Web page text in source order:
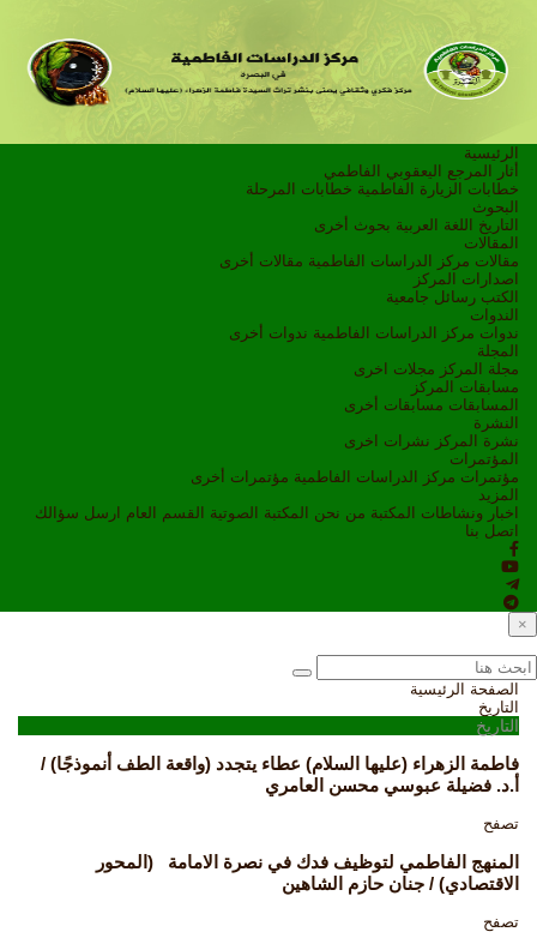
الرئيسية
أثار المرجع اليعقوبي الفاطمي
خطابات الزيارة الفاطمية خطابات المرحلة
البحوث
التاريخ
اللغة العربية بحوث أخرى
المقالات
مقالات مركز الدراسات الفاطمية مقالات أخرى
اصدارات المركز
الكتب رسائل جامعية
الندوات
ندوات مركز الدراسات الفاطمية ندوات أخرى
المجلة
مجلة المركز مجلات اخرى
مسابقات المركز
المسابقات مسابقات أخرى
النشرة
نشرة المركز نشرات اخرى
المؤتمرات
مؤتمرات مركز الدراسات الفاطمية مؤتمرات أخرى
المزيد
اخبار ونشاطات
المكتبة من نحن المكتبة الصوتية القسم العام ارسل سؤالك
اتصل بنا
×
الصفحة الرئيسية
التاريخ
التاريخ
فاطمة الزهراء (عليها السلام) عطاء يتجدد (واقعة الطف أنموذجًا) /
أ.د. فضيلة عبوسي محسن العامري
تصفح
المنهج الفاطمي لتوظيف فدك في نصرة الامامة (المحور
الاقتصادي) / جنان حازم الشاهين
تصفح